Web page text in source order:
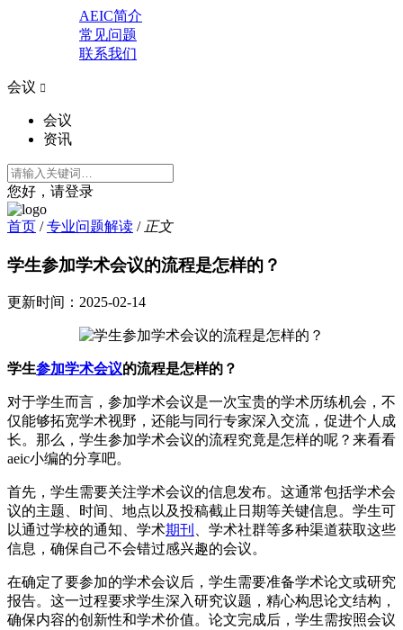
AEIC简介
常见问题
联系我们
会议 
会议
资讯
您好，请登录
首页 / 专业问题解读 / 正文
学生参加学术会议的流程是怎样的？
更新时间： 2025-02-14
学生参加学术会议的流程是怎样的？
对于学生而言，参加学术会议是一次宝贵的学术历练机会，不
仅能够拓宽学术视野，还能与同行专家深入交流，促进个人成
长。那么，学生参加学术会议的流程究竟是怎样的呢？来看看
aeic小编的分享吧。
首先，学生需要关注学术会议的信息发布。这通常包括学术会
议的主题、时间、地点以及投稿截止日期等关键信息。学生可
以通过学校的通知、学术期刊 、学术社群等多种渠道获取这些
信息，确保自己不会错过感兴趣的会议。
在确定了要参加的学术会议后，学生需要准备学术论文或研究
报告。这一过程要求学生深入研究议题，精心构思论文结构，
确保内容的创新性和学术价值。论文完成后，学生需按照会议